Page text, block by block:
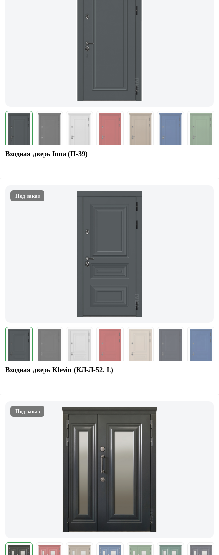
Входная дверь Inna (П-39)
Под заказ
Входная дверь Klevin (КЛ-Л-52. L)
Под заказ